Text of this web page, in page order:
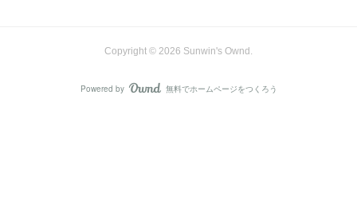
Copyright © 2026 Sunwin's Ownd .
Powered by AmebaOwnd
無料でホームページをつくろう